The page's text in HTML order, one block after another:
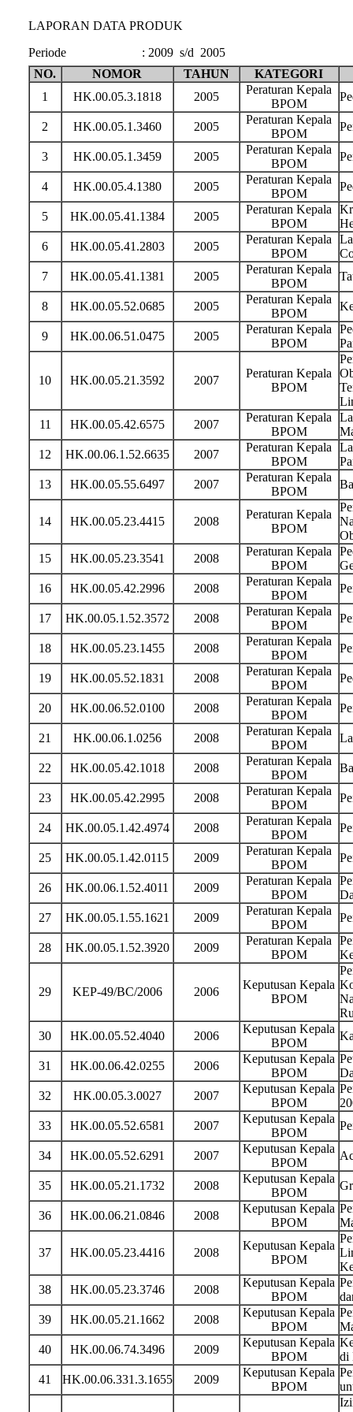
LAPORAN DATA PRODUK
Periode
: 2009 s/d 2005
NO.
NOMOR TAHUN
KATEGORI
1
HK.00.05.3.1818 2005
Peraturan Kepala
BPOM
2 HK.00.05.1.3460 2005
Peraturan Kepala
BPOM
3 HK.00.05.1.3459 2005
Peraturan Kepala
BPOM
4 HK.00.05.4.1380 2005
Peraturan Kepala
BPOM
5 HK.00.05.41.1384 2005
Peraturan Kepala
BPOM
6
HK.00.05.41.2803 2005
Peraturan Kepala
BPOM
7
HK.00.05.41.1381 2005
Peraturan Kepala
BPOM
8 HK.00.05.52.0685 2005
Peraturan Kepala
BPOM
9 HK.00.06.51.0475 2005
Peraturan Kepala
BPOM
10 HK.00.05.21.3592 2007
Peraturan Kepala
BPOM
11
HK.00.05.42.6575 2007
Peraturan Kepala
BPOM
12
HK.00.06.1.52.6635 2007
Peraturan Kepala
BPOM
13
HK.00.05.55.6497 2007
Peraturan Kepala
BPOM
14 HK.00.05.23.4415 2008
Peraturan Kepala
BPOM
15
HK.00.05.23.3541 2008
Peraturan Kepala
BPOM
16
HK.00.05.42.2996 2008
Peraturan Kepala
BPOM
17 HK.00.05.1.52.3572 2008
Peraturan Kepala
BPOM
18 HK.00.05.23.1455 2008
Peraturan Kepala
BPOM
19 HK.00.05.52.1831 2008
Peraturan Kepala
BPOM
20 HK.00.06.52.0100 2008
Peraturan Kepala
BPOM
21 HK.00.06.1.0256 2008
Peraturan Kepala
BPOM
22 HK.00.05.42.1018 2008
Peraturan Kepala
BPOM
23 HK.00.05.42.2995 2008
Peraturan Kepala
BPOM
24 HK.00.05.1.42.4974 2008
Peraturan Kepala
BPOM
25 HK.00.05.1.42.0115 2009
Peraturan Kepala
BPOM
26 HK.00.06.1.52.4011 2009
Peraturan Kepala
BPOM
27
HK.00.05.1.55.1621 2009
Peraturan Kepala
BPOM
28 HK.00.05.1.52.3920 2009
Peraturan Kepala
BPOM
29 KEP-49/BC/2006 2006
Keputusan Kepala
BPOM
30
HK.00.05.52.4040 2006
Keputusan Kepala
BPOM
31 HK.00.06.42.0255 2006
Keputusan Kepala
BPOM
32
HK.00.05.3.0027 2007
Keputusan Kepala
BPOM
33
HK.00.05.52.6581 2007
Keputusan Kepala
BPOM
34 HK.00.05.52.6291 2007
Keputusan Kepala
BPOM
35 HK.00.05.21.1732 2008
Keputusan Kepala
BPOM
36 HK.00.06.21.0846 2008
Keputusan Kepala
BPOM
37 HK.00.05.23.4416 2008
Keputusan Kepala
BPOM
38
HK.00.05.23.3746 2008
Keputusan Kepala
BPOM
39
HK.00.05.21.1662 2008
Keputusan Kepala
BPOM
40
HK.00.06.74.3496 2009
Keputusan Kepala
BPOM
di
41
HK.00.06.331.3.1655 2009
Keputusan Kepala
BPOM